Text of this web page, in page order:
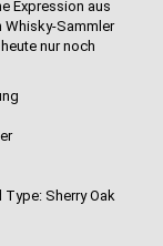
Expression aus
Whisky-Sammler
nur noch
Sherry Oak